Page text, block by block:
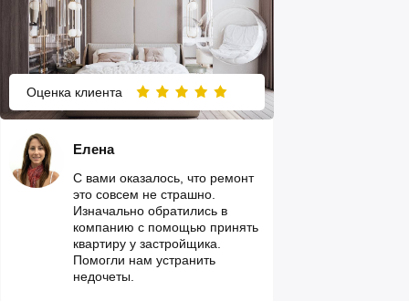
Оценка клиента
С вами оказалось, что ремонт
это совсем не страшно.
Изначально обратились в
компанию с помощью принять
квартиру у застройщика.
Помогли нам устранить
недочеты.
Елена